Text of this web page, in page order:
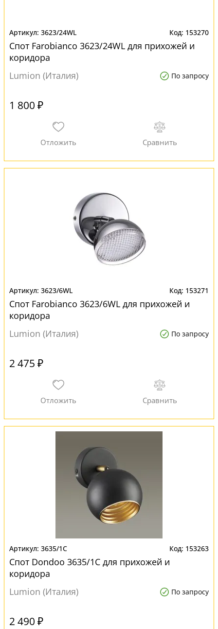
3623/24WL 153270
Спот Farobianco 3623/24WL для прихожей и
коридора
Lumion (Италия)
По запросу
1 800 ₽
3623/6WL 153271
Спот Farobianco 3623/6WL для прихожей и
коридора
Lumion (Италия)
По запросу
2 475 ₽
3635/1C 153263
Спот Dondoo 3635/1C для прихожей и
коридора
Lumion (Италия)
По запросу
2 490 ₽